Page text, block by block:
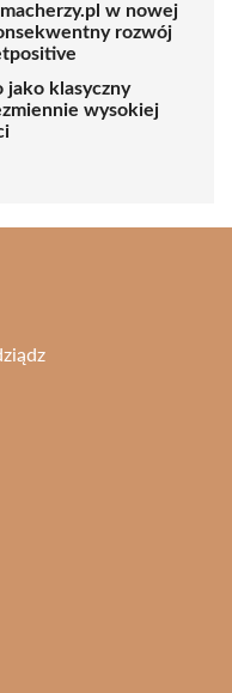
w nowej
rozwój
jako klasyczny
wysokiej